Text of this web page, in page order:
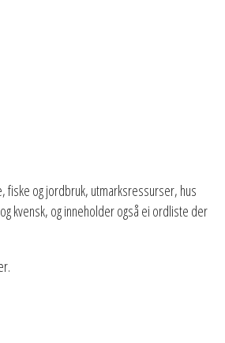
fiske og jordbruk, utmarksressurser, hus
kvensk, og inneholder også ei ordliste der